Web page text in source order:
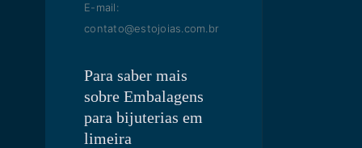
E-mail:
contato@estojoias.com.br
Para saber mais
sobre Embalagens
para bijuterias em
limeira